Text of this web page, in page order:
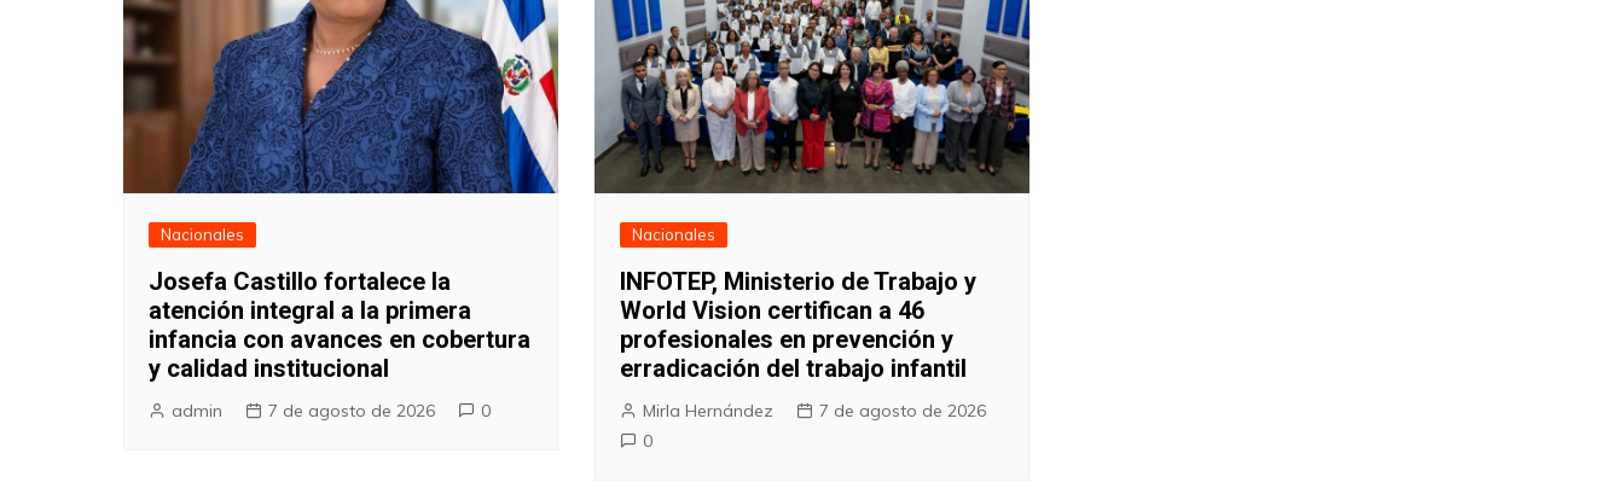
Nacionales
Josefa Castillo fortalece la
atención integral a la primera
infancia con avances en cobertura
y calidad institucional
admin 7 de agosto de 2026 0
Nacionales
INFOTEP, Ministerio de Trabajo y
World Vision certifican a 46
profesionales en prevención y
erradicación del trabajo infantil
Mirla Hernández
7 de agosto de 2026
0